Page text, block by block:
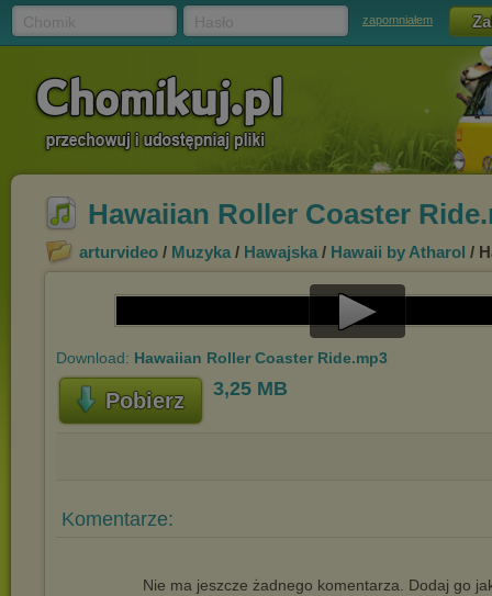
zapomniałem
Hawaiian Roller Coaster
arturvideo / Muzyka / Hawajska / Hawaii by Atharol /
Play
Download: Hawaiian Roller Coaster Ride.mp3
Pobierz 3,25 MB
Komentarze:
Nie ma jeszcze żadnego komentarza. Dodaj go